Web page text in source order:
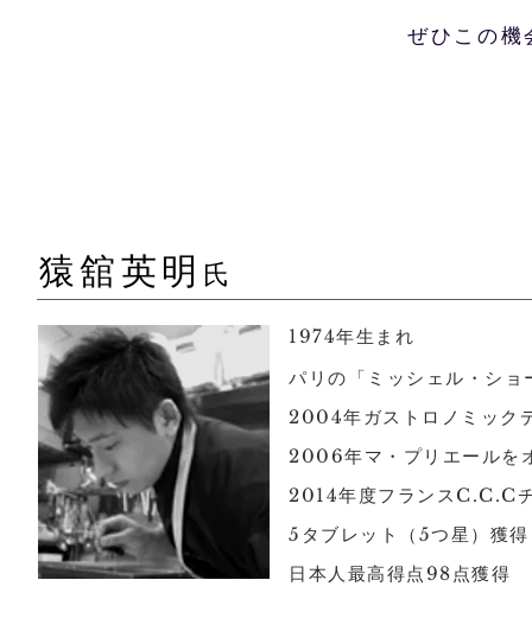
ぜひこの機
1974年生まれ
パリの「ミッシェル・ショ
2004年ガストロノミック
2006年マ・プリエールを
2014年度フランスC.C.C
5タブレット（5つ星）獲得
日本人最高得点98点獲得
猿舘英明 氏